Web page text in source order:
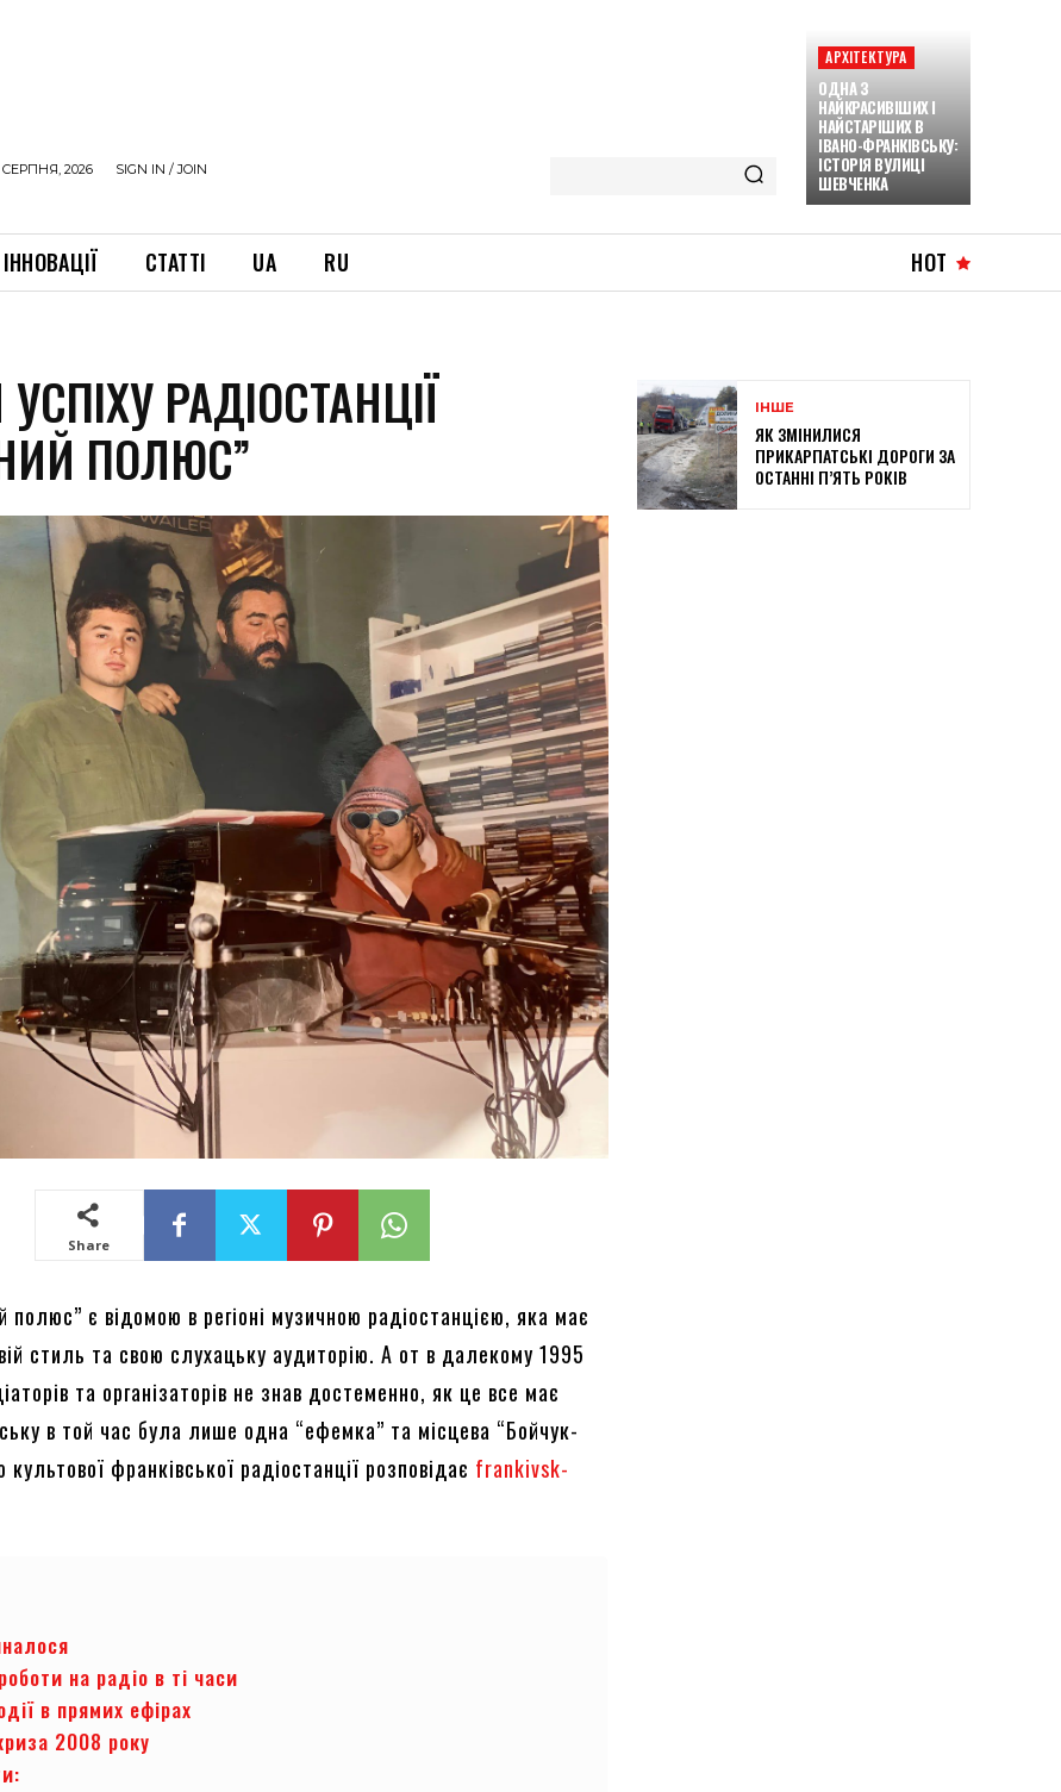
2026 SIGN IN / JOIN
АРХІТЕКТУРА
ОДНА З
НАЙКРАСИВІШИХ І
НАЙСТАРІШИХ В
ІВАНО-ФРАНКІВСЬКУ:
ІСТОРІЯ ВУЛИЦІ
ШЕВЧЕНКА
ІННОВАЦІЇ СТАТТІ UA RU HOT
УСПІХУ РАДІОСТАНЦІЇ
ПОЛЮС”
Share
полюс” є відомою в регіоні музичною радіостанцією, яка має
стиль та свою слухацьку аудиторію. А от в далекому 1995
та організаторів не знав достеменно, як це все має
в той час була лише одна “ефемка” та місцева “Бойчук-
культової франківської радіостанції розповідає frankivsk-
на радіо в ті часи
в прямих ефірах
2008 року
ІНШЕ
ЯК ЗМІНИЛИСЯ
ПРИКАРПАТСЬКІ ДОРОГИ ЗА
ОСТАННІ П’ЯТЬ РОКІВ